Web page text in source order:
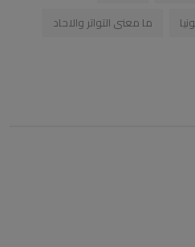
ما معنى التواتر والاحاد